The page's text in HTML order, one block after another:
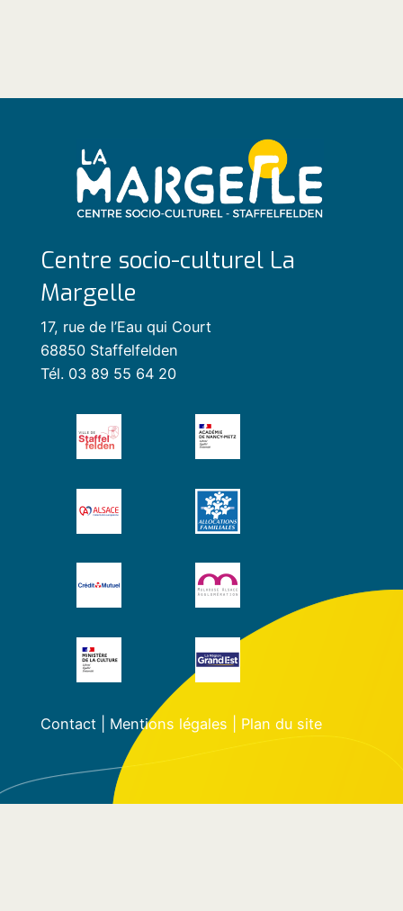
Centre socio-culturel La
Margelle
17, rue de l’Eau qui Court
68850 Staffelfelden
Tél. 03 89 55 64 20
Contact| Mentions légales Plan du site